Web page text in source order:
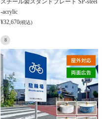
スチール製スタンドプレート SP-steel
-acrylic
¥32,670(税込)
8